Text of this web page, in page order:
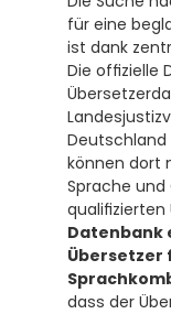
für eine
ist dank
Die offizielle
Deutschland
können dort
Sprache
qualifizierten
Datenbank
Übersetzer
dass der